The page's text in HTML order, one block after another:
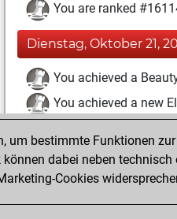
You are ranked
Dienstag, Oktober 21,
You achieved a
You achieved a new
You played 3 blitz
You scored +2 =0 -1
um bestimmte Funktionen
dabei neben
Cookies